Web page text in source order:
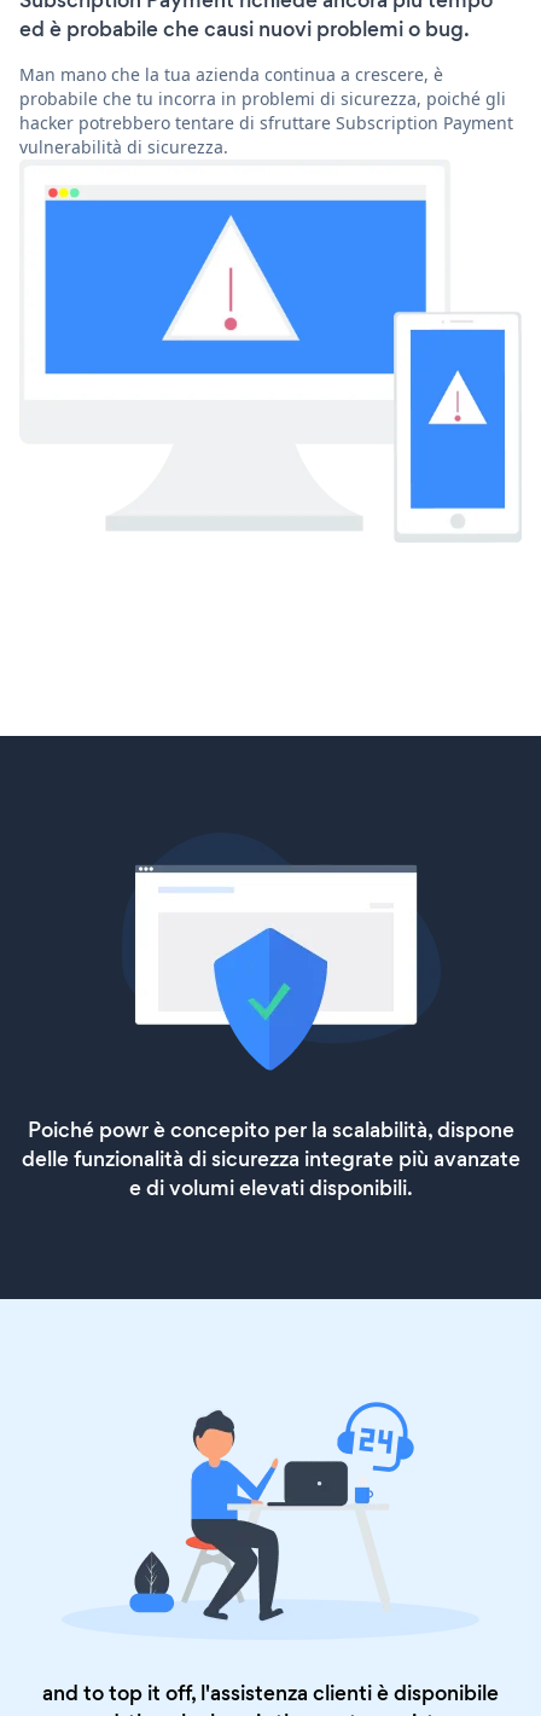
ed è probabile che causi nuovi problemi o bug.
Man mano che la tua azienda continua a crescere, è
probabile che tu incorra in problemi di sicurezza, poiché gli
hacker potrebbero tentare di sfruttare Subscription Payment
vulnerabilità di sicurezza.
Poiché powr è concepito per la scalabilità, dispone
delle funzionalità di sicurezza integrate più avanzate
e di volumi elevati disponibili.
and to top it off, l'assistenza clienti è disponibile